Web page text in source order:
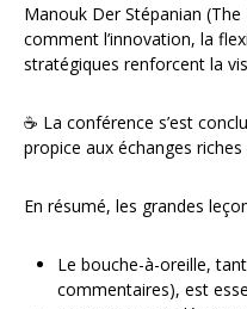
Manouk Der Stépanian
comment l’innovation, la
stratégiques renforcent la
☕ La conférence s’est
propice aux échanges riches
En résumé, les grandes
Le bouche-à-oreille,
commentaires), est